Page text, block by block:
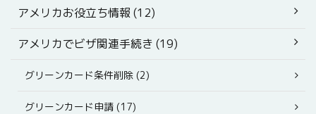
アメリカお役立ち情報 (12)
アメリカでビザ関連手続き (19)
グリーンカード条件削除 (2)
グリーンカード申請 (17)